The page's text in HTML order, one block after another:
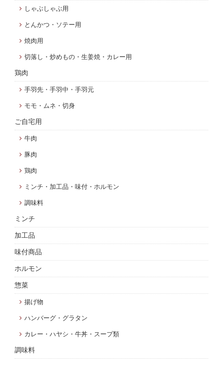
しゃぶしゃぶ用
とんかつ・ソテー用
焼肉用
切落し・炒めもの・生姜焼・カレー用
鶏肉
手羽先・手羽中・手羽元
モモ・ムネ・切身
ご自宅用
牛肉
豚肉
鶏肉
ミンチ・加工品・味付・ホルモン
調味料
ミンチ
加工品
味付商品
ホルモン
惣菜
揚げ物
ハンバーグ・グラタン
カレー・ハヤシ・牛丼・スープ類
調味料